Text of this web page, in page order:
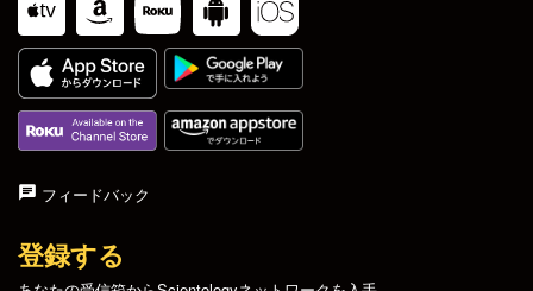
フィードバック
登録する